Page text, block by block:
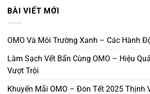
BÀI VIẾT MỚI
OMO Và Môi Trường Xanh – Các Hành
Làm Sạch Vết Bẩn Cùng OMO – Hiệu
Vượt Trội
Khuyến Mãi OMO – Đón Tết 2025 Thịnh